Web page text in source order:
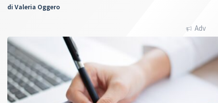
di Valeria Oggero
Adv